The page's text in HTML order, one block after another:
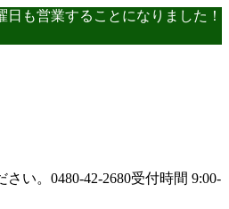
も営業することになりました！
い。 0480-42-2680受付時間 9:00-